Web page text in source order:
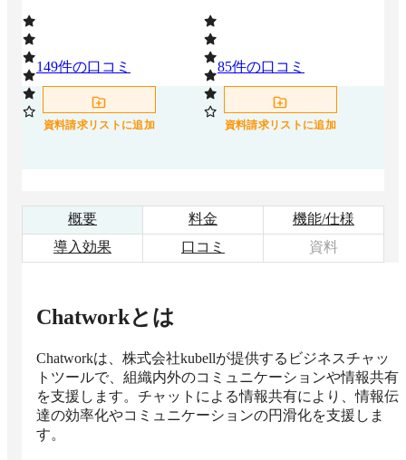
149件の口コミ
資料請求リストに追加
85件の口コミ
資料請求リストに追加
概要 料金
機能/仕様
導入効果
口コミ 資料
Chatworkとは
Chatworkは、株式会社kubellが提供するビジネスチャッ
トツールで、組織内外のコミュニケーションや情報共有
を支援します。チャットによる情報共有により、情報伝
達の効率化やコミュニケーションの円滑化を支援しま
す。